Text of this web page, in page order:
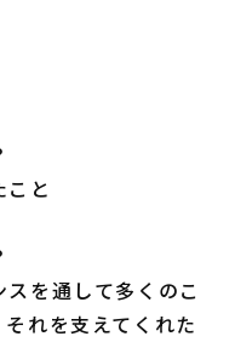
と
を通して多くのこ
れを支えてくれた